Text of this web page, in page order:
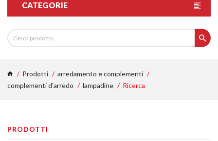
CATEGORIE
Prodotti
arredamento e complementi
complementi d'arredo
lampadine Ricerca
PRODOTTI